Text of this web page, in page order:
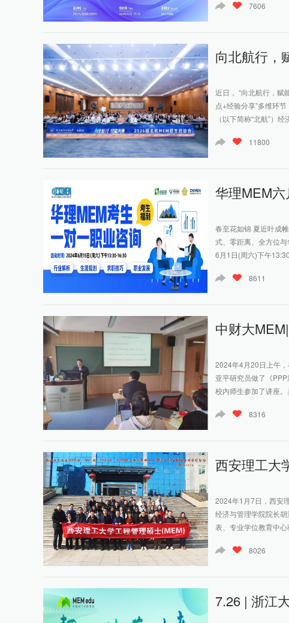
7606
向北航行，
近日， “向北航行，赋
点+经验分享”多维环
（以下简称“北航”）
11800
华理MEM六
春至花如锦 夏近叶成
式、零距离、全方位
6月1日(周六)下午
8611
中财大
2024年4月20日上午
亚平研究员做了《
校内师生参加了讲座
8316
西安理工大
2024年1月7日，西安
经济与管理学院院长
表、专业学位教育中
8026
7.26 | 浙江